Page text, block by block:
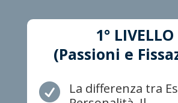
1° LIVELLO
(Passioni e

La differenza tra